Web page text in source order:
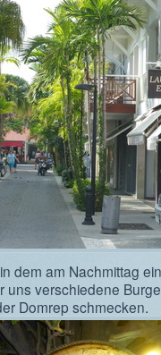
dem am Nachmittag
uns verschiedene
Domrep schmecken.